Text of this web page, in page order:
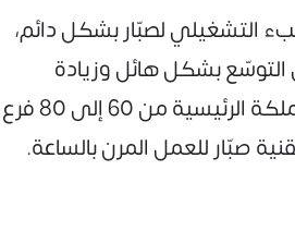
التشغيلي لصبّار بشكل دائم،
بشكل هائل وزيادة
الفروع في مناطق المملكة الرئيسية من 60 إلى 80 فرع